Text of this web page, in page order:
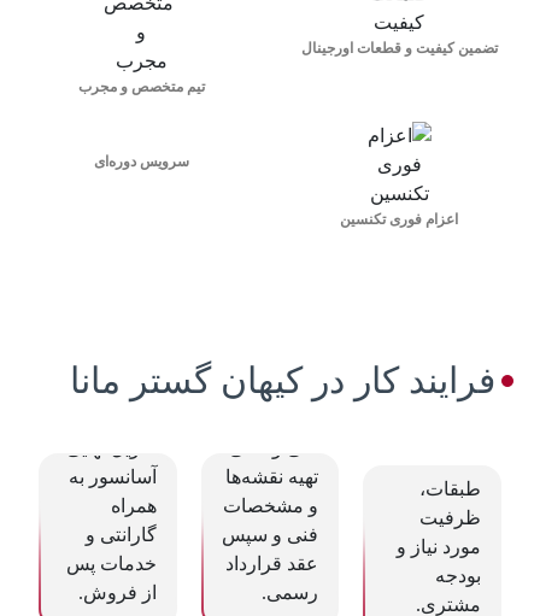
تضمین کیفیت و قطعات اورجینال
تیم متخصص و مجرب
اعزام فوری تکنسین
سرویس دوره‌ای
فرایند کار در کیهان گستر مانا
1
نیازسنجی بر
اساس نوع
طبقات،
ظرفیت
مورد نیاز و
بودجه
مشتری.
قرارداد
تهیه نقشه‌ها
و مشخصات
فنی و سپس
عقد قرارداد
رسمی.
3
متخصص،
آسانسور به
همراه
گارانتی و
خدمات پس
از فروش.